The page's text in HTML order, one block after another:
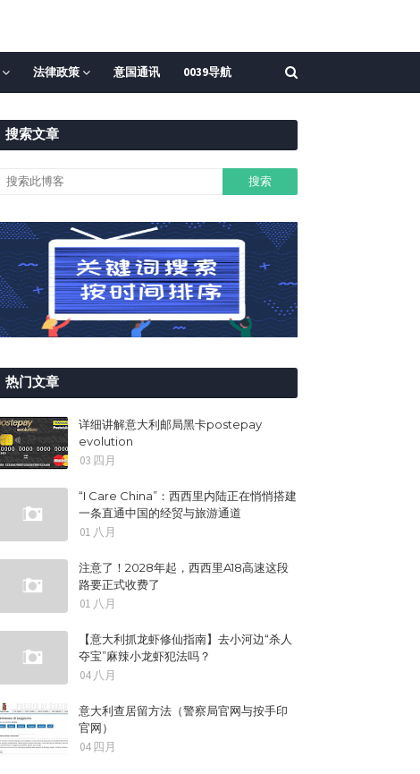
法律政策 意国通讯 0039导航
搜索文章
热门文章
详细讲解意大利邮局黑卡postepay
evolution
03 四月
“I Care China”：西西里内陆正在悄悄搭建
一条直通中国的经贸与旅游通道
01 八月
注意了！2028年起，西西里A18高速这段
路要正式收费了
01 八月
【意大利抓龙虾修仙指南】去小河边“杀人
夺宝”麻辣小龙虾犯法吗？
04 八月
意大利查居留方法（警察局官网与按手印
官网）
04 四月